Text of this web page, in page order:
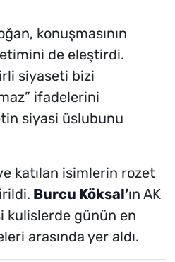
konuşmasının
de eleştirdi.
siyaseti bizi
ifadelerini
siyasi üslubunu
katılan isimlerin rozet
Burcu Köksal’ın AK
kulislerde günün en
arasında yer aldı.